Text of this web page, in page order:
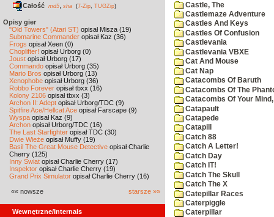
Całość md5 sha (7-Zip TUGZip)
Opisy gier
"Old Towers" (Atari ST) opisał Misza (19)
Submarine Commander opisał Kaz (36)
Frogs opisał Xeen (0)
Choplifter! opisał Urborg (0)
Joust opisał Urborg (17)
Commando opisał Urborg (35)
Mario Bros opisał Urborg (13)
Xenophobe opisał Urborg (36)
Robbo Forever opisał tbxx (16)
Kolony 2106 opisał tbxx (3)
Archon II: Adept opisał Urborg/TDC (9)
Spitfire Ace/Hellcat Ace opisał Farscape (9)
Wyspa opisał Kaz (9)
Archon opisał Urborg/TDC (16)
The Last Starfighter opisał TDC (30)
Dwie Wieże opisał Muffy (19)
Basil The Great Mouse Detective opisał Charlie
Cherry (125)
Inny Świat opisał Charlie Cherry (17)
Inspektor opisał Charlie Cherry (19)
Grand Prix Simulator opisał Charlie Cherry (16)
«« nowsze starsze »»
Wewnętrzne/Internals
Castle, The
Castlemaze Adventure
Castles And Keys
Castles Of Confusion
Castlevania
Castlevania VBXE
Cat And Mouse
Cat Nap
Catacombs Of Baruth
Catacombs Of The
Catacombs Of Your
Catapault
Catapede
Catapill
Catch 88
Catch A Letter!
Catch Day
Catch IT!
Catch The Skull
Catch The X
Catepillar Races
Caterpiggle
Caterpillar